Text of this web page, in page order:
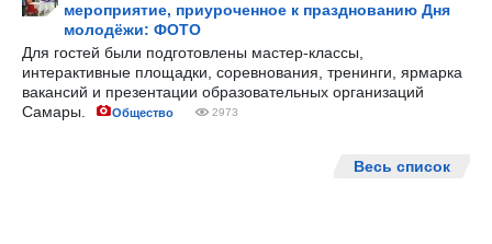
мероприятие, приуроченное к празднованию Дня
молодёжи: ФОТО
Для гостей были подготовлены мастер-классы,
интерактивные площадки, соревнования, тренинги, ярмарка
вакансий и презентации образовательных организаций
Самары.
Общество 2973
Весь список